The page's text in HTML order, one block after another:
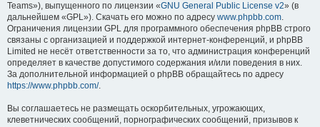
Teams»), выпущенного по лицензии «GNU General Public License v2» (в
дальнейшем «GPL»). Скачать его можно по адресу www.phpbb.com.
Ограничения лицензии GPL для программного обеспечения phpBB строго
связаны с организацией и поддержкой интернет-конференций, и phpBB
Limited не несёт ответственности за то, что администрация конференций
определяет в качестве допустимого содержания и/или поведения в них.
За дополнительной информацией о phpBB обращайтесь по адресу
https://www.phpbb.com/.
Вы соглашаетесь не размещать оскорбительных, угрожающих,
клеветнических сообщений, порнографических сообщений, призывов к